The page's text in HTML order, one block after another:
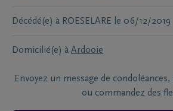
Décédé(e) à ROESELARE le 06/12/2019
Domicilié(e) à Ardooie
Envoyez un message de
ou commandez des